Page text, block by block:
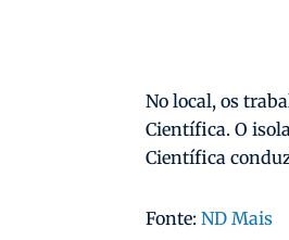
No local, os
Científica. O
Científica
Fonte: ND Mais